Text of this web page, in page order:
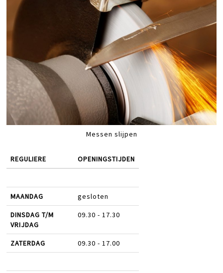
Messen slijpen
REGULIERE OPENINGSTIJDEN
MAANDAG gesloten
DINSDAG T/M
VRIJDAG
09.30 - 17.30
ZATERDAG 09.30 - 17.00